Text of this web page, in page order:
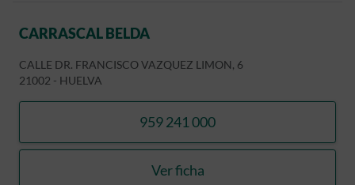
CARRASCAL BELDA
CALLE DR. FRANCISCO VAZQUEZ LIMON, 6
21002 - HUELVA
959 241 000
llamar CARRASCAL BELDA
Ver ficha
CARRASCAL BELDA